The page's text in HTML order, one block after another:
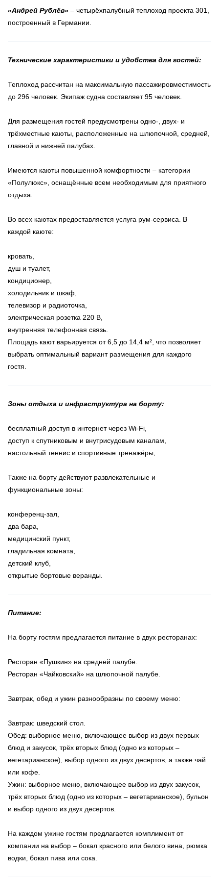
«Андрей Рублёв» – четырёхпалубный теплоход проекта 301,
построенный в Германии.
Технические характеристики и удобства для гостей:
Теплоход рассчитан на максимальную пассажировместимость
до 296 человек. Экипаж судна составляет 95 человек.
Для размещения гостей предусмотрены одно-, двух- и
трёхместные каюты, расположенные на шлюпочной, средней,
главной и нижней палубах.
Имеются каюты повышенной комфортности – категории
«Полулюкс», оснащённые всем необходимым для приятного
отдыха.
Во всех каютах предоставляется услуга рум-сервиса. В
каждой каюте:
кровать,
душ и туалет,
кондиционер,
холодильник и шкаф,
телевизор и радиоточка,
электрическая розетка 220 В,
внутренняя телефонная связь.
Площадь кают варьируется от 6,5 до 14,4 м², что позволяет
выбрать оптимальный вариант размещения для каждого
гостя.
Зоны отдыха и инфраструктура на борту:
бесплатный доступ в интернет через Wi-Fi,
доступ к спутниковым и внутрисудовым каналам,
настольный теннис и спортивные тренажёры,
Также на борту действуют развлекательные и
функциональные зоны:
конференц-зал,
два бара,
медицинский пункт,
гладильная комната,
детский клуб,
открытые бортовые веранды.
Питание:
На борту гостям предлагается питание в двух ресторанах:
Ресторан «Пушкин» на средней палубе.
Ресторан «Чайковский» на шлюпочной палубе.
Завтрак, обед и ужин разнообразны по своему меню:
Завтрак: шведский стол.
Обед: выборное меню, включающее выбор из двух первых
блюд и закусок, трёх вторых блюд (одно из которых –
вегетарианское), выбор одного из двух десертов, а также чай
или кофе.
Ужин: выборное меню, включающее выбор из двух закусок,
трёх вторых блюд (одно из которых – вегетарианское), бульон
и выбор одного из двух десертов.
На каждом ужине гостям предлагается комплимент от
компании на выбор – бокал красного или белого вина, рюмка
водки, бокал пива или сока.